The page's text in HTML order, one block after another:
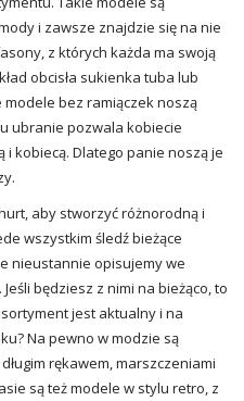
i zawsze znajdzie się na nie
z których każda ma swoją
obcisła sukienka tuba lub
bez ramiączek noszą
ubranie pozwala kobiecie
i kobiecą. Dlatego panie noszą je
aby stworzyć różnorodną i
wszystkim śledź bieżące
nieustannie opisujemy we
będziesz z nimi na bieżąco, to
jest aktualny i na
Na pewno w modzie są
rękawem, marszczeniami
są też modele w stylu retro, z